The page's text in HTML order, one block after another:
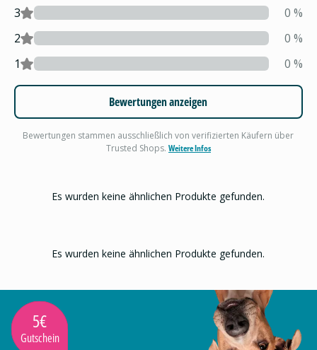
3
0 %
2
0 %
1
0 %
Bewertungen anzeigen
Bewertungen stammen ausschließlich von verifizierten Käufern über
Trusted Shops. Weitere Infos
Es wurden keine ähnlichen Produkte gefunden.
Es wurden keine ähnlichen Produkte gefunden.
5€
Gutschein